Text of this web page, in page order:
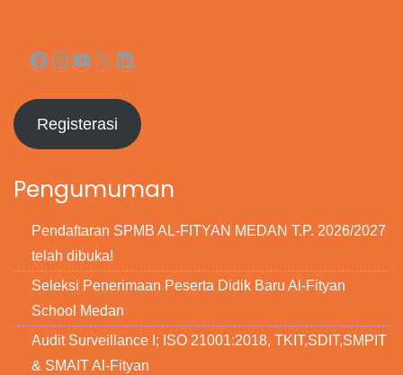
Facebook
Instagram
YouTube
X LinkedIn
Registerasi
Pengumuman
Pendaftaran SPMB AL-FITYAN MEDAN T.P. 2026/2027
telah dibuka!
Seleksi Penerimaan Peserta Didik Baru Al-Fityan
School Medan
Audit Surveillance I; ISO 21001:2018, TKIT,SDIT,SMPIT
& SMAIT Al-Fityan